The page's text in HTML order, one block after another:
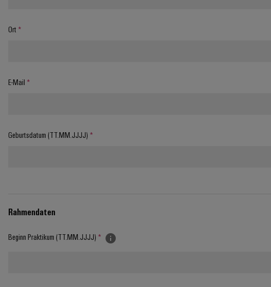
Ort *
E-Mail *
Geburtsdatum (TT.MM.JJJJ) *
Rahmendaten
Beginn Praktikum (TT.MM.JJJJ) *